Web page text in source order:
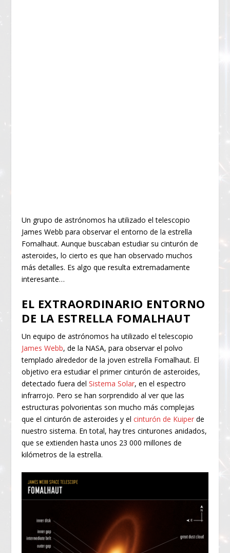
Un grupo de astrónomos ha utilizado el telescopio
James Webb para observar el entorno de la estrella
Fomalhaut. Aunque buscaban estudiar su cinturón de
asteroides, lo cierto es que han observado muchos
más detalles. Es algo que resulta extremadamente
interesante…
EL EXTRAORDINARIO ENTORNO
DE LA ESTRELLA FOMALHAUT
Un equipo de astrónomos ha utilizado el telescopio
James Webb, de la NASA, para observar el polvo
templado alrededor de la joven estrella Fomalhaut. El
objetivo era estudiar el primer cinturón de asteroides,
detectado fuera delSistema Solar, en el espectro
infrarrojo. Pero se han sorprendido al ver que las
estructuras polvorientas son mucho más complejas
que el cinturón de asteroides y elcinturón de Kuiper de
nuestro sistema. En total, hay tres cinturones anidados,
que se extienden hasta unos 23 000 millones de
kilómetros de la estrella.